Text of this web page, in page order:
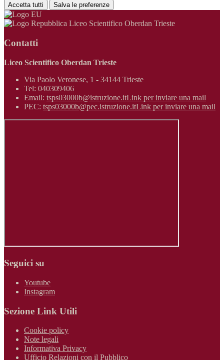
Accetta tutti Salva le preferenze
Liceo Scientifico Oberdan Trieste
Contatti
Liceo Scientifico Oberdan Trieste
Via Paolo Veronese, 1 - 34144 Trieste
Tel: 040309406
Email: tsps03000b@istruzione.itLink per inviare una mail
PEC: tsps03000b@pec.istruzione.itLink per inviare una mail
Seguici su
Youtube
Instagram
Sezione Link Utili
Cookie policy
Note legali
Informativa Privacy
Ufficio Relazioni con il Pubblico